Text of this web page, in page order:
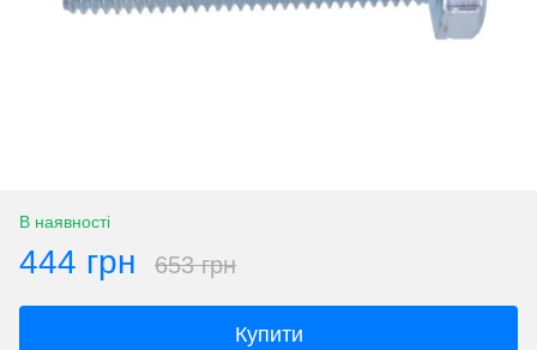
В наявності
444 грн 653 грн
Купити